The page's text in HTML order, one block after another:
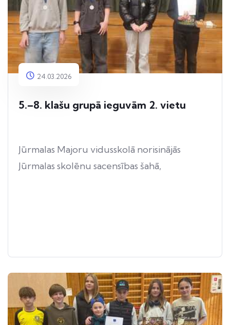
24.03.2026
5.–8. klašu grupā ieguvām 2. vietu
Jūrmalas Majoru vidusskolā norisinājās
Jūrmalas skolēnu sacensības šahā,